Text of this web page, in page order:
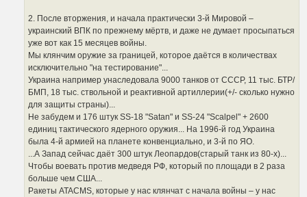
2. После вторжения, и начала практически 3-й Мировой –
украинский ВПК по прежнему мёртв, и даже не думает просыпаться
уже вот как 15 месяцев войны.
Мы клянчим оружие за границей, которое даётся в количествах
исключительно "на тестирование"...
Украина например унаследовала 9000 танков от СССР, 11 тыс. БТР/
БМП, 18 тыс. ствольной и реактивной артиллерии(+/- сколько нужно
для защиты страны)...
Не забудем и 176 штук SS-18 "Satan" и SS-24 "Scalpel" + 2600
единиц тактического ядерного оружия... На 1996-й год Украина
была 4-й армией на планете конвенциально, и 3-й по ЯО.
...А Запад сейчас даёт 300 штук Леопардов(старый танк из 80-х)...
Чтобы воевать против медведя РФ, который по площади в 2 раза
больше чем США...
Ракеты ATACMS, которые у нас клянчат с начала войны – у нас